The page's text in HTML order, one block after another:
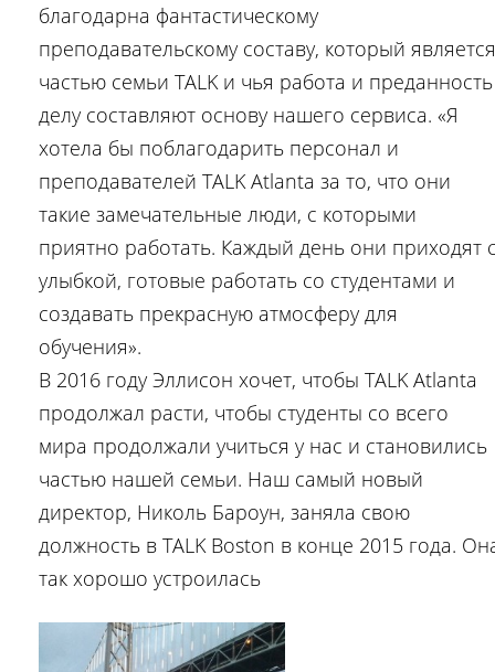
благодарна фантастическому
преподавательскому составу, который является
частью семьи TALK и чья работа и преданность
делу составляют основу нашего сервиса. «Я
хотела бы поблагодарить персонал и
преподавателей TALK Atlanta за то, что они
такие замечательные люди, с которыми
приятно работать. Каждый день они приходят
улыбкой, готовые работать со студентами и
создавать прекрасную атмосферу для
обучения».
В 2016 году Эллисон хочет, чтобы TALK Atlanta
продолжал расти, чтобы студенты со всего
мира продолжали учиться у нас и становились
частью нашей семьи. Наш самый новый
директор, Николь Бароун, заняла свою
должность в TALK Boston в конце 2015 года.
так хорошо устроилась